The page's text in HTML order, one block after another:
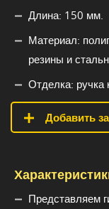
Длина: 150 мм.
Материал:
резины и
Отделка: ручка
Добавить
Представляем